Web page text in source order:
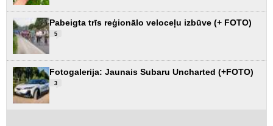
Pabeigta trīs reģionālo veloceļu izbūve (+ FOTO)
5
Fotogalerija: Jaunais Subaru Uncharted (+FOTO)
3